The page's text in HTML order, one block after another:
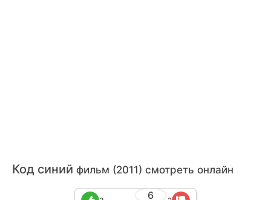
Код синий фильм (2011) смотреть онлайн
6